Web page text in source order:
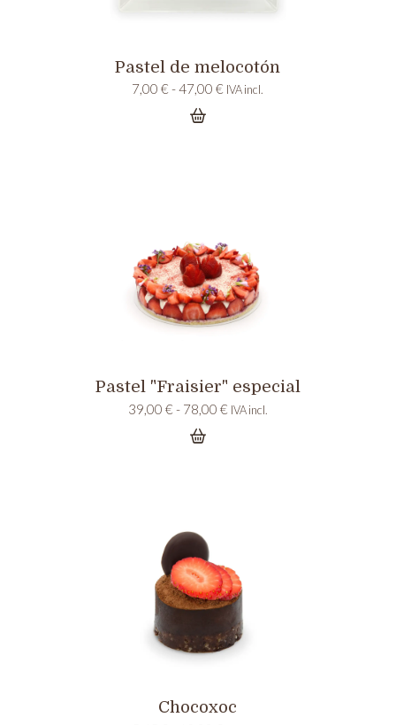
Pastel de melocotón
7,00€-47,00€ Rango
IVA incl.
Pastel "Fraisier" especial
39,00 €- 78,00 €Rango
IVA incl.
Chocoxoc